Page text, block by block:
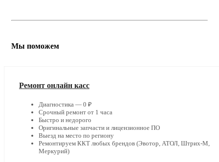
Мы поможем
Ремонт онлайн касс
Диагностика — 0 ₽
Срочный ремонт от 1 часа
Быстро и недорого
Оригинальные запчасти и лицензионное ПО
Выезд на место по региону
Ремонтируем ККТ любых брендов (Эвотор, АТОЛ, Штрих-М,
Меркурий)